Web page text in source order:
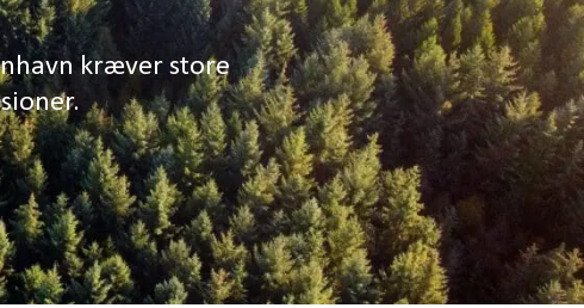
kræver store